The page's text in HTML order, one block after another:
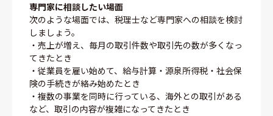
専門家に相談したい場面
次のような場面では、税理士など専門家への相談を検討
しましょう。
・売上が増え、毎月の取引件数や取引先の数が多くなっ
てきたとき
・従業員を雇い始めて、給与計算・源泉所得税・社会保
険の手続きが絡み始めたとき
・複数の事業を同時に行っている、海外との取引がある
など、取引の内容が複雑になってきたとき